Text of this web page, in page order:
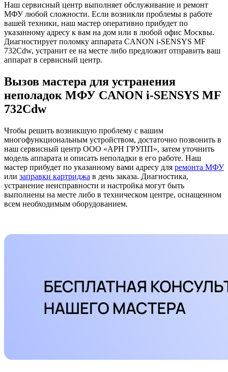
Наш сервисный центр выполняет обслуживание и ремонт
МФУ любой сложности. Если возникли проблемы в работе
вашей техники, наш мастер оперативно прибудет по
указанному адресу к вам на дом или в любой офис Москвы.
Диагностирует поломку аппарата CANON i-SENSYS MF
732Cdw, устранит ее на месте либо предложит отправить ваш
аппарат в сервисный центр.
Вызов мастера для устранения
неполадок МФУ CANON i-SENSYS MF
732Cdw
Чтобы решить возникшую проблему с вашим
многофункциональным устройством, достаточно позвонить в
наш сервисный центр ООО «АРН ГРУПП», затем уточнить
модель аппарата и описать неполадки в его работе. Наш
мастер прибудет по указанному вами адресу для ремонта МФУ
или заправки картриджа в день заказа. Диагностика,
устранение неисправности и настройка могут быть
выполнены на месте либо в техническом центре, оснащенном
всем необходимым оборудованием.